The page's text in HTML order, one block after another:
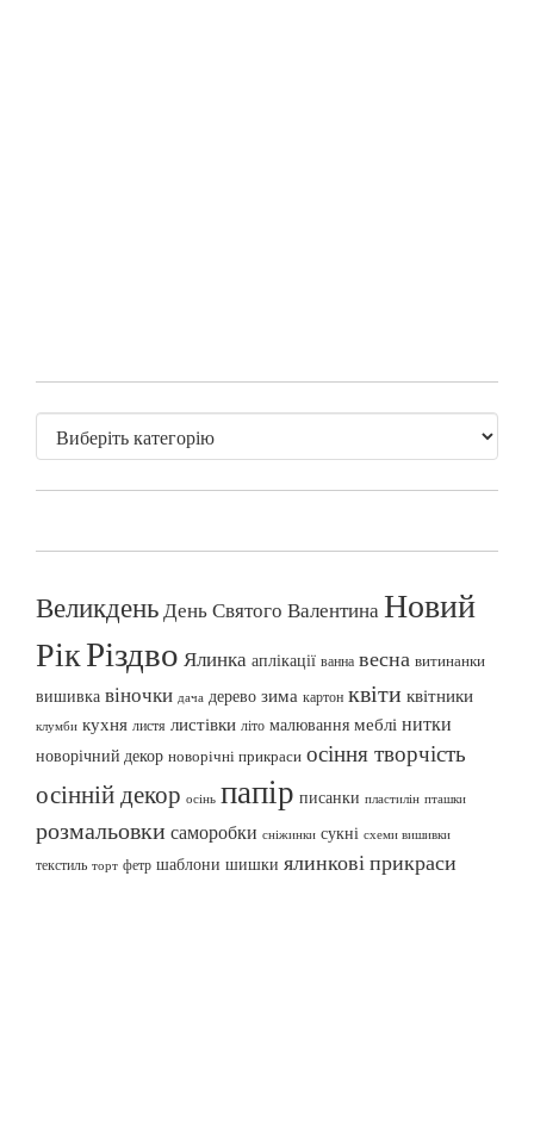
ВеликденьДень Святого ВалентинаНовий
РікРіздво Ялинка аплікації ванна весна витинанки
вишивка віночки дача дерево зима картон квіти квітники
клумби кухня листя листівки літо малювання меблі нитки
новорічний декор новорічні прикраси осіння творчість
осінній декор осінь папір писанки пластилін пташки
розмальовки саморобки сніжинки сукні схеми вишивки
текстиль торт фетр шаблони шишки ялинкові прикраси